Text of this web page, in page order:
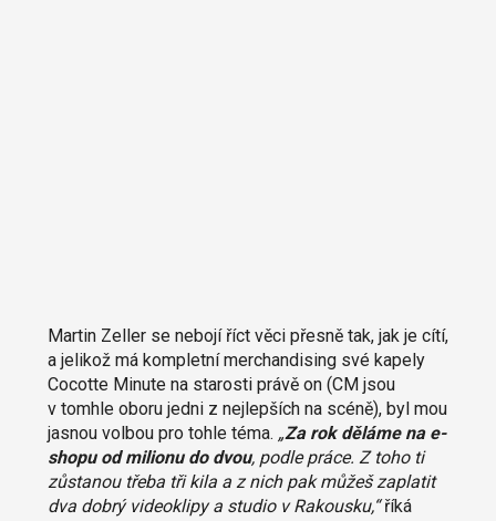
Martin Zeller se nebojí říct věci přesně tak, jak je cítí,
a jelikož má kompletní merchandising své kapely
Cocotte Minute na starosti právě on (CM jsou
v tomhle oboru jedni z nejlepších na scéně), byl mou
jasnou volbou pro tohle téma. „Za rok děláme na e-
shopu od milionu do dvou, podle práce. Z toho ti
zůstanou třeba tři kila a z nich pak můžeš zaplatit
dva dobrý videoklipy a studio v Rakousku,“říká